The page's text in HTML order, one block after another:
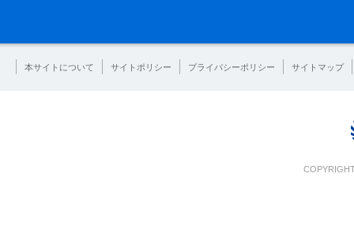
本サイトについて サイトポリシー プライバシーポリシー サイトマップ